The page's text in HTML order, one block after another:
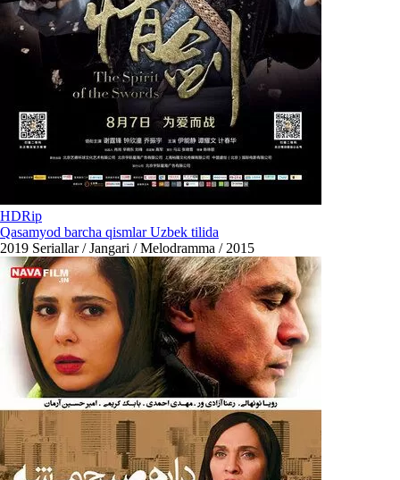
HDRip
Qasamyod barcha qismlar Uzbek tilida
2019 Seriallar / Jangari / Melodramma / 2015